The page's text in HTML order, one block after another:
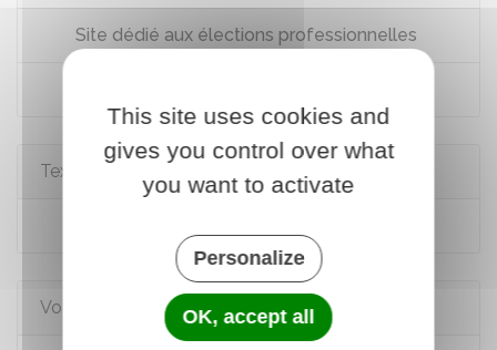
Site dédié aux élections professionnelles
Textes de référence
Voir aussi
This site uses cookies and
gives you control over what
you want to activate
Personalize
OK, accept all